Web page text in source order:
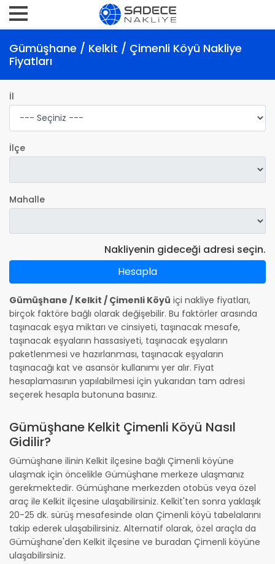
Gümüşhane / Kelkit / Çimenli Köyü Nakliye
Fiyatları
İl
İlçe
Mahalle
Nakliyenin gideceği adresi seçin.
Hesapla
Gümüşhane / Kelkit / Çimenli Köyü içi nakliye fiyatları,
birçok faktöre bağlı olarak değişebilir. Bu faktörler arasında
taşınacak eşya miktarı ve cinsiyeti, taşınacak mesafe,
taşınacak eşyaların hassasiyeti, taşınacak eşyaların
paketlenmesi ve hazırlanması, taşınacak eşyaların
taşınacağı kat ve asansör kullanımı yer alır. Fiyat
hesaplamasının yapılabilmesi için yukarıdan tam adresi
seçerek hesapla butonuna basınız.
Gümüşhane Kelkit Çimenli Köyü Nasıl
Gidilir?
Gümüşhane ilinin Kelkit ilçesine bağlı Çimenli köyüne
ulaşmak için öncelikle Gümüşhane merkeze ulaşmanız
gerekmektedir. Gümüşhane merkezden otobüs veya özel
araç ile Kelkit ilçesine ulaşabilirsiniz. Kelkit'ten sonra yaklaşık
20-25 dk. sürüş mesafesinde olan Çimenli köyü tabelalarını
takip ederek ulaşabilirsiniz. Alternatif olarak, özel araçla da
Gümüşhane'den Kelkit ilçesine ve buradan Çimenli köyüne
ulaşabilirsiniz.